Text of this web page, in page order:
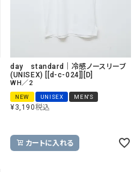
day standard｜冷感ノースリーブ
(UNISEX) [[d-c-024]][D]
WH／2
NEW UNISEX MEN'S
¥3,190税込
カートに入れる